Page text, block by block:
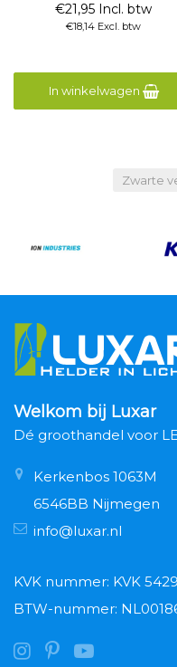
€21,95 Incl. btw
€18,14 Excl. btw
In winkelwagen
Zwarte
Welkom bij Luxar
Dé groothandel voor
Kerkenbos 1063M
6546BB Nijmegen
info@luxar.nl
KVK nummer: KVK
BTW-nummer: